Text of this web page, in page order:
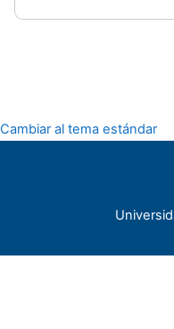
Cambiar al tema estándar